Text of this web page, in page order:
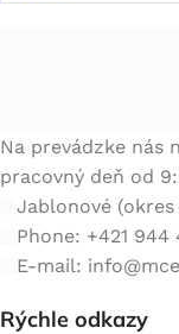
Na prevádzke nás
pracovný deň od
Jablonové (okres
Phone: +421 944
E-mail:
Rýchle odkazy